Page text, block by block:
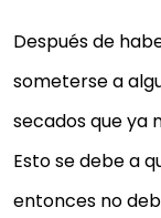
Después de
someterse a
secados que ya
Esto se debe a
entonces no